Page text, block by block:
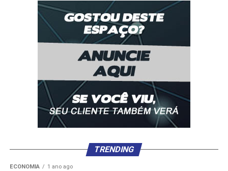
TRENDING
ECONOMIA 1 ano ago